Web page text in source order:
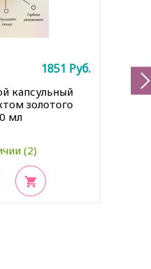
капсульный
золотого
мл
(2)
1851 Руб.